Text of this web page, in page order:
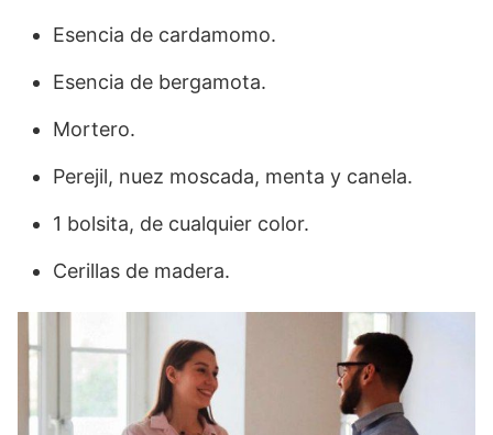
Esencia de cardamomo.
Esencia de bergamota.
Mortero.
Perejil, nuez moscada, menta y canela.
1 bolsita, de cualquier color.
Cerillas de madera.